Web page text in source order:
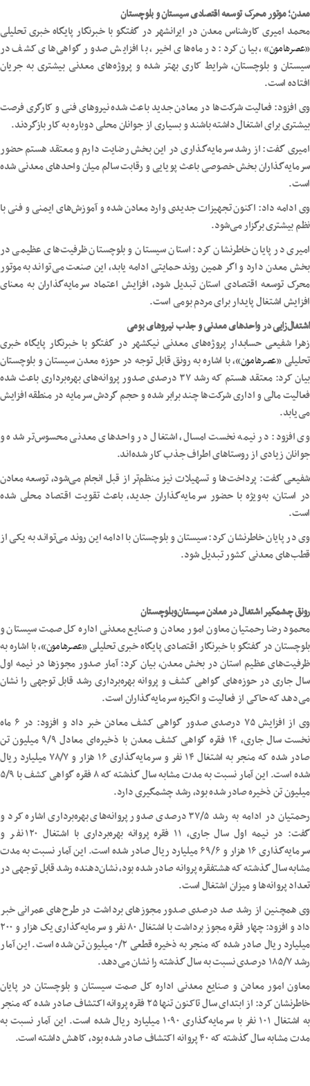
معدن؛ موتور محرک توسعه اقتصادی سیستان و بلوچستان
محمد امیری کارشناس معدن در ایرانشهر در گفتگو با خبرنگار پایگاه خبری تحلیلی
«عصرهامون»، بیان کرد: در ماه‌های اخیر، با افزایش صدور گواهی‌های کشف در
سیستان و بلوچستان، شرایط کاری بهتر شده و پروژه‌های معدنی بیشتری به جریان
افتاده است.
وی افزود: فعالیت شرکت‌ها در معادن جدید باعث شده نیروهای فنی و کارگری فرصت
بیشتری برای اشتغال داشته باشند و بسیاری از جوانان محلی دوباره به کار بازگردند.
امیری گفت: از رشد سرمایه‌گذاری در این بخش رضایت دارم و معتقد هستم حضور
سرمایه‌گذاران بخش خصوصی باعث پویایی و رقابت سالم میان واحدهای معدنی شده
است.
وی ادامه داد: اکنون تجهیزات جدیدی وارد معادن شده و آموزش‌های ایمنی و فنی با
نظم بیشتری برگزار می‌شود.
امیری در پایان خاطرنشان کرد: استان سیستان و بلوچستان ظرفیت‌های عظیمی در
بخش معدن دارد و اگر همین روند حمایتی ادامه یابد، این صنعت می‌تواند به موتور
محرک توسعه اقتصادی استان تبدیل شود، افزایش اعتماد سرمایه‌گذاران به معنای
افزایش اشتغال پایدار برای مردم بومی است.
اشتغال‌زایی در واحدهای معدنی و جذب نیروهای بومی
زهرا شفیعی حسابدار پروژه‌های معدنی نیکشهر در گفتگو با خبرنگار پایگاه خبری
تحلیلی «عصرهامون»، با اشاره به رونق قابل توجه در حوزه معدن سیستان و بلوچستان
بیان کرد: معتقد هستم که رشد ۳۷ درصدی صدور پروانه‌های بهره‌برداری باعث شده
فعالیت مالی و اداری شرکت‌ها چند برابر شده و حجم گردش سرمایه در منطقه افزایش
می‌یابد.
وی افزود: در نیمه نخست امسال، اشتغال در واحدهای معدنی محسوس‌تر شده و
جوانان زیادی از روستاهای اطراف جذب کار شده‌اند.
شفیعی گفت: پرداخت‌ها و تسهیلات نیز منظم‌تر از قبل انجام می‌شود، توسعه معادن
در استان، به‌ویژه با حضور سرمایه‌گذاران جدید، باعث تقویت اقتصاد محلی شده
است.
وی در پایان خاطرنشان کرد: سیستان و بلوچستان با ادامه این روند می‌تواند به یکی از
قطب‌های معدنی کشور تبدیل شود.
رونق چشمگیر اشتغال در معادن سیستان‌وبلوچستان
محمود رضا رحمتیان معاون امور معادن و صنایع معدنی اداره کل صمت سیستان و
بلوچستان در گفتگو با خبرنگار اقتصادی پایگاه خبری تحلیلی «عصرهامون»، با اشاره به
ظرفیت‌های عظیم استان در بخش معدن، بیان کرد: آمار صدور مجوزها در نیمه اول
سال جاری در حوزه‌های گواهی کشف و پروانه بهره‌برداری رشد قابل توجهی را نشان
می‌دهد که حاکی از فعالیت و انگیزه سرمایه‌گذاران است.
وی از افزایش ۷۵ درصدی صدور گواهی کشف معادن خبر داد و افزود: در ۶ ماه
نخست سال جاری، ۱۴ فقره گواهی کشف معدن با ذخیره‌ای معادل ۹/۹ میلیون تن
صادر شده که منجر به اشتغال ۱۴ نفر و سرمایه‌گذاری ۱۶ هزار و ۷۸/۷ میلیارد ریال
شده است. این آمار نسبت به مدت مشابه سال گذشته که ۸ فقره گواهی کشف با ۵/۹
میلیون تن ذخیره صادر شده بود، رشد چشمگیری دارد.
رحمتیان در ادامه به رشد ۳۷/۵ درصدی صدور پروانه‌های بهره‌برداری اشاره کرد و
گفت: در نیمه اول سال جاری، ۱۱ فقره پروانه بهره‌برداری با اشتغال ۱۲۰ نفر و
سرمایه‌گذاری ۱۶ هزار و ۶۹/۶ میلیارد ریال صادر شده است. این آمار نسبت به مدت
مشابه سال گذشته که هشتفقره پروانه صادر شده بود، نشان‌دهنده رشد قابل توجهی در
تعداد پروانه‌ها و میزان اشتغال است.
وی همچنین از رشد صد درصدی صدور مجوزهای برداشت در طرح‌های عمرانی خبر
داد و افزود: چهار فقره مجوز برداشت با اشتغال ۸۰ نفر و سرمایه‌گذاری یک هزار و ۲۰۰
میلیارد ریال صادر شده که منجر به ذخیره قطعی ۰/۲ میلیون تن شده است. این آمار
رشد ۱۸۵/۷ درصدی نسبت به سال گذشته را نشان می‌دهد.
معاون امور معادن و صنایع معدنی اداره کل صمت سیستان و بلوچستان در پایان
خاطرنشان کرد: از ابتدای سال تاکنون تنها ۲۵ فقره پروانه اکتشاف صادر شده که منجر
به اشتغال ۱۰۱ نفر با سرمایه‌گذاری ۱۰۹۰ میلیارد ریال شده است. این آمار نسبت به
مدت مشابه سال گذشته که ۴۰ پروانه اکتشاف صادر شده بود، کاهش داشته است.